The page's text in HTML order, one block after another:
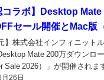
コラボ】Desktop
セール開催とMac版
26日
】株式会社インフィニット
Mate 200万ダウンロ
Sale 2026）」が開催されま
Mate」のMac版（オープ